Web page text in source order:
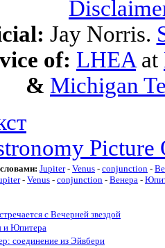
Jay Norris.
of: LHEA at
& Michigan
Picture
Jupiter- Venus - conjunction -
- Venus - conjunction - Венера -
с Вечерней звездой
и Юпитера
соединение из Эйвбери